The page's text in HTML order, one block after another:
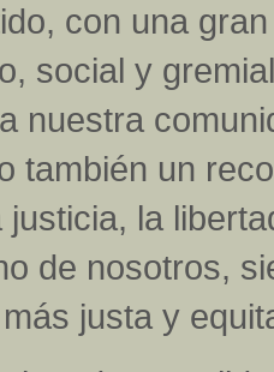
con una
social y
nuestra
también un
justicia, la
de nosotros,
justa y